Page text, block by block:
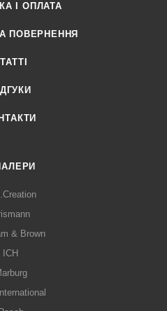
І ОПЛАТА
ПОВЕРНЕННЯ
& Brown
ICH